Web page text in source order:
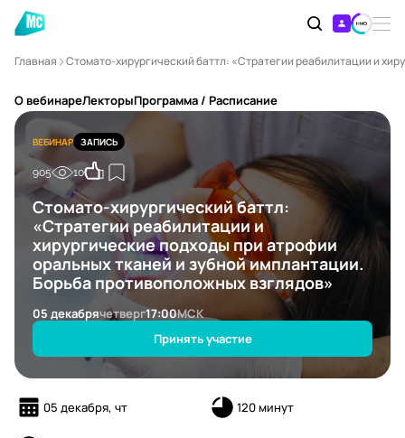
Главная Стомато-хирургический баттл: «Стратегии реабилитации и
О вебинареЛекторыПрограмма / Расписание
ВЕБИНАР ЗАПИСЬ
905 10
Стомато-хирургический баттл:
«Стратегии реабилитации и
хирургические подходы при атрофии
оральных тканей и зубной имплантации.
Борьба противоположных взглядов»
05 декабрячетверг17:00МСК
Принять участие
05 декабря, чт 120 минут